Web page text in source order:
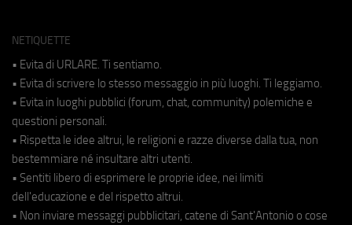
NETIQUETTE
• Evita di URLARE. Ti sentiamo.
• Evita di scrivere lo stesso messaggio in più luoghi. Ti leggiamo.
• Evita in luoghi pubblici (forum, chat, community) polemiche e
questioni personali.
• Rispetta le idee altrui, le religioni e razze diverse dalla tua, non
bestemmiare né insultare altri utenti.
• Sentiti libero di esprimere le proprie idee, nei limiti
dell'educazione e del rispetto altrui.
• Non inviare messaggi pubblicitari, catene di Sant'Antonio o cose